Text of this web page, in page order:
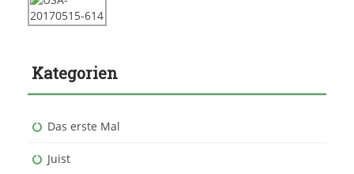
Kategorien
Das erste Mal
Juist